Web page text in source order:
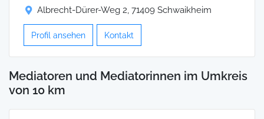
Albrecht-Dürer-Weg 2, 71409 Schwaikheim
Profil ansehen Kontakt
Mediatoren und Mediatorinnen im Umkreis
von 10 km